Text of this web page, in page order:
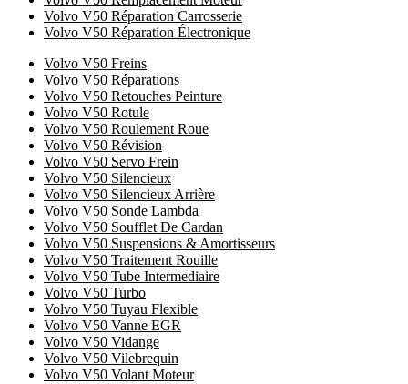
Volvo V50 Réparation Carrosserie
Volvo V50 Réparation Électronique
Volvo V50 Freins
Volvo V50 Réparations
Volvo V50 Retouches Peinture
Volvo V50 Rotule
Volvo V50 Roulement Roue
Volvo V50 Révision
Volvo V50 Servo Frein
Volvo V50 Silencieux
Volvo V50 Silencieux Arrière
Volvo V50 Sonde Lambda
Volvo V50 Soufflet De Cardan
Volvo V50 Suspensions & Amortisseurs
Volvo V50 Traitement Rouille
Volvo V50 Tube Intermediaire
Volvo V50 Turbo
Volvo V50 Tuyau Flexible
Volvo V50 Vanne EGR
Volvo V50 Vidange
Volvo V50 Vilebrequin
Volvo V50 Volant Moteur